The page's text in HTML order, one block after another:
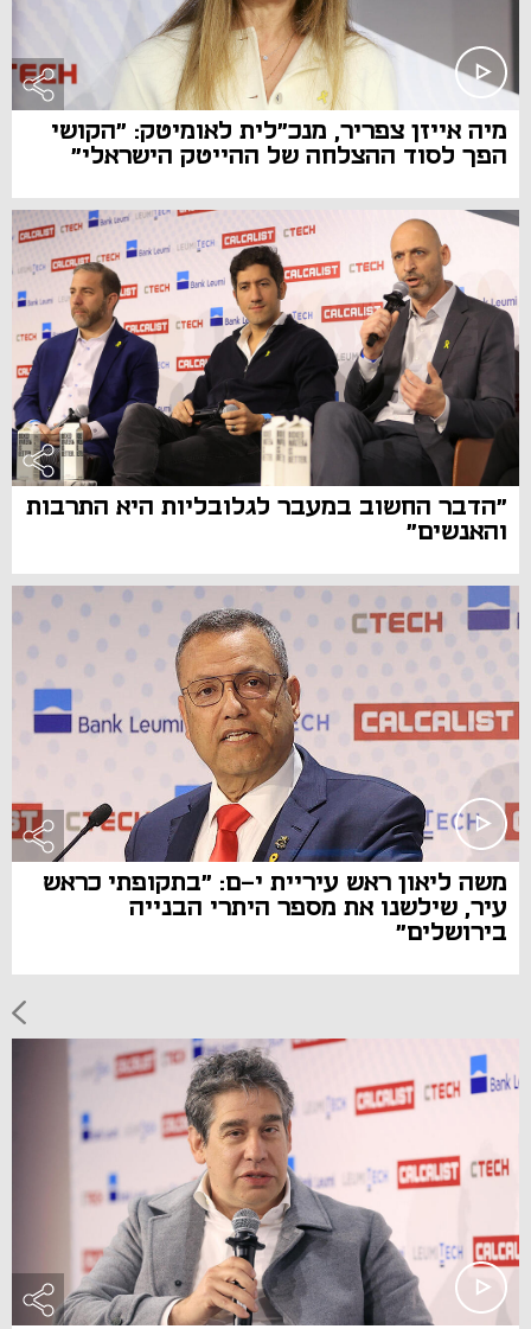
מיה אייזן צפריר, מנכ"לית לאומיטק: "הקושי
הפך לסוד ההצלחה של ההייטק הישראלי"
"הדבר החשוב במעבר לגלובליות היא התרבות
והאנשים"
משה ליאון ראש עיריית י-ם: "בתקופתי כראש
עיר, שילשנו את מספר היתרי הבנייה
בירושלים"